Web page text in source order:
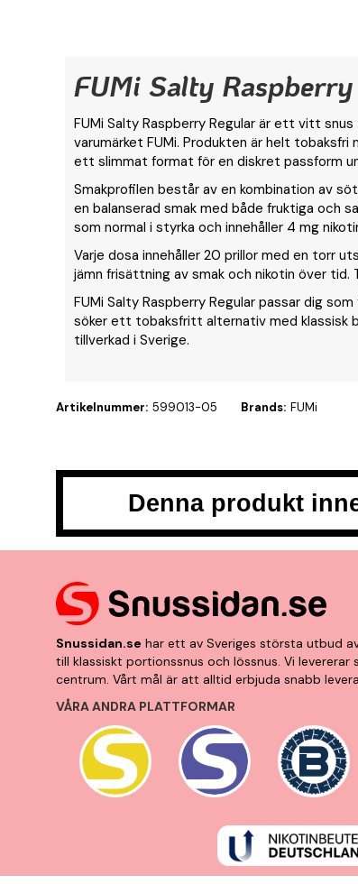
FUMi Salty
FUMi Salty Raspberry Regular är ett vitt
varumärket FUMi. Produkten är helt tobaksfri
ett slimmat format för en diskret passform
Smakprofilen består av en kombination av
en balanserad smak med både fruktiga och
som normal i styrka och innehåller 4 mg
Varje dosa innehåller 20 prillor med en torr
jämn frisättning av smak och nikotin över tid.
FUMi Salty Raspberry Regular passar dig
söker ett tobaksfritt alternativ med klassisk
tillverkad i Sverige.
Artikelnummer: 599013-05 Brands: FUMi
Denna produkt
Snussidan.se har ett av Sveriges största utbud
till klassiskt portionssnus och lössnus. Vi
centrum. Vårt mål är att alltid erbjuda snabb
VÅRA ANDRA PLATTFORMAR